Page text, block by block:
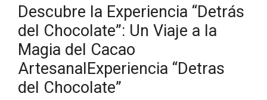
Descubre la Experiencia “Detrás
del Chocolate”: Un Viaje a la
Magia del Cacao
ArtesanalExperiencia “Detras
del Chocolate”